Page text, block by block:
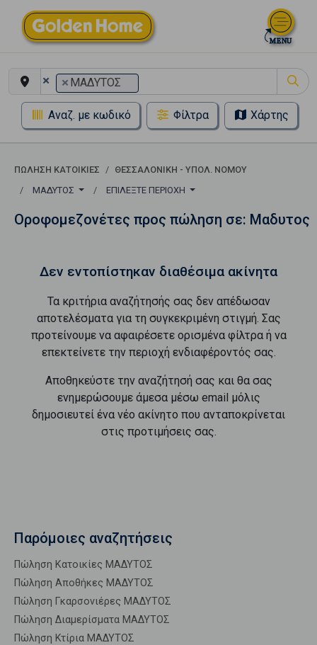
× × ΜΑΔΥΤΟΣ
Αναζ. με κωδικό Φίλτρα Χάρτης
ΠΏΛΗΣΗ ΚΑΤΟΙΚΊΕΣ
ΘΕΣΣΑΛΟΝΙΚΗ - ΥΠΟΛ. ΝΟΜΟΥ
ΜΑΔΥΤΟΣ
ΕΠΙΛΈΞΤΕ ΠΕΡΙΟΧΉ
Οροφομεζονέτες προς πώληση σε: Μαδυτος
Δεν εντοπίστηκαν διαθέσιμα ακίνητα
Τα κριτήρια αναζήτησής σας δεν απέδωσαν
αποτελέσματα για τη συγκεκριμένη στιγμή. Σας
προτείνουμε να αφαιρέσετε ορισμένα φίλτρα ή να
επεκτείνετε την περιοχή ενδιαφέροντός σας.
Αποθηκεύστε την αναζήτησή σας και θα σας
ενημερώσουμε άμεσα μέσω email μόλις
δημοσιευτεί ένα νέο ακίνητο που ανταποκρίνεται
στις προτιμήσεις σας.
Παρόμοιες αναζητήσεις
Πώληση Κατοικίες ΜΑΔΥΤΟΣ
Πώληση Αποθήκες ΜΑΔΥΤΟΣ
Πώληση Γκαρσονιέρες ΜΑΔΥΤΟΣ
Πώληση Διαμερίσματα ΜΑΔΥΤΟΣ
Πώληση Κτίρια ΜΑΔΥΤΟΣ